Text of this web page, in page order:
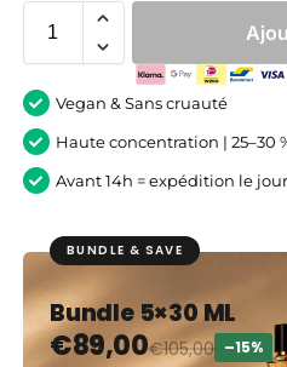
Vegan & Sans cruauté
Haute concentration | 25–30
Avant 14h = expédition le
BUNDLE & SAVE
Bundle 5×30 ML
€89,00€105,00 –15%